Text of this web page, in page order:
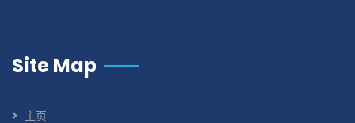
Site Map
主页